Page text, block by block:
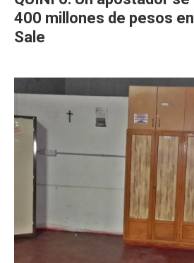
400 millones de pesos
Sale